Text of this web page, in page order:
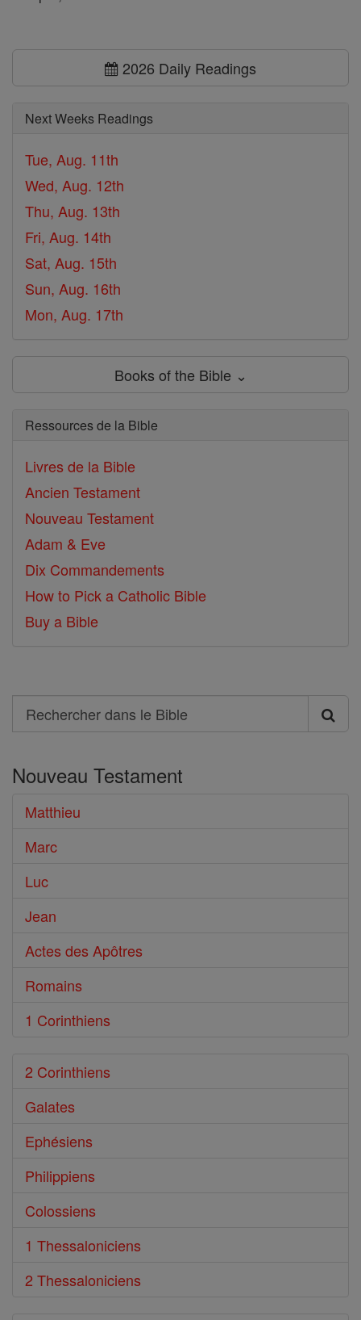
2026 Daily Readings
Next Weeks Readings
Tue, Aug. 11th
Wed, Aug. 12th
Thu, Aug. 13th
Fri, Aug. 14th
Sat, Aug. 15th
Sun, Aug. 16th
Mon, Aug. 17th
Books of the Bible ⌄
Ressources de la Bible
Livres de la Bible
Ancien Testament
Nouveau Testament
Adam & Eve
Dix Commandements
How to Pick a Catholic Bible
Buy a Bible
Search
Rechercher
le
Bible
Nouveau Testament
Matthieu
Marc
Luc
Jean
Actes des Apôtres
Romains
1 Corinthiens
2 Corinthiens
Galates
Ephésiens
Philippiens
Colossiens
1 Thessaloniciens
2 Thessaloniciens